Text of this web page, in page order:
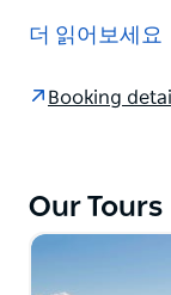
지역의 가장 잘
지역에 방문자
종 야생동물의
에서는 수천 마
더 읽어보세요
Booking
Our Tours